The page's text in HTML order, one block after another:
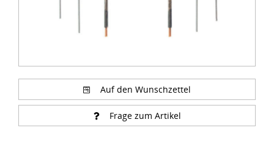
Auf den Wunschzettel
Frage zum Artikel